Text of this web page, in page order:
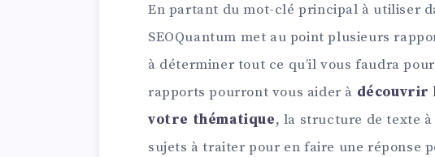
En partant du mot-clé principal à utiliser
SEOQuantum met au point plusieurs
à déterminer tout ce qu’il vous faudra
rapports pourront vous aider à découvrir
votre thématique, la structure de texte
sujets à traiter pour en faire une réponse